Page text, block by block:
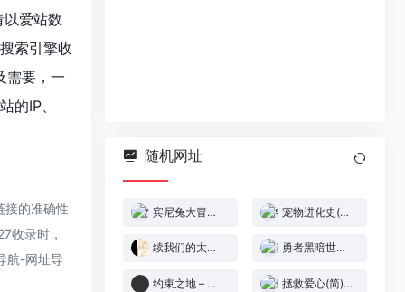
爱站数
索引擎收
需要，一
的IP、
的准确性
收录时，
航-网址导
随机网址
宾尼兔大冒险(简)[汉化你妹](JP)[ACT](3Mb) 宠物进化史(简)[外星科技](CN)[RPG](8Mb)
续我们的太阳 – 太阳少年加戈[TGB&逆转Ace&太阳少年汉化组](V2.0)(简)(JP)(128Mb)(移除光补丁) 勇者黑暗世界 – 混沌世界(简)[晶科泰](CN)[RPG](8Mb)
约束之地 – 利维艾拉[PromisedLand](v1.05)[繁](JP)(256Mb) 拯救爱心(简)[虫虫](JP)[ACT](0.18Mb)